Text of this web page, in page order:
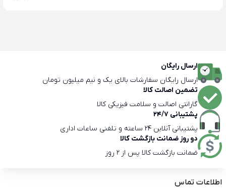
ارسال رایگان
ارسال رایگان سفارشات بالای یک و نیم میلیون تومان
تضمین اصالت کالا
گارانتی اصالت و سلامت فیزیکی کالا
پشتیبانی 24/7
پشتیبانی آنلاین 24 ساعته و تلفنی ساعات اداری
دو روز ضمانت بازگشت کالا
ضمانت بازگشت کالا پس از 2 روز
اطلاعات تماس